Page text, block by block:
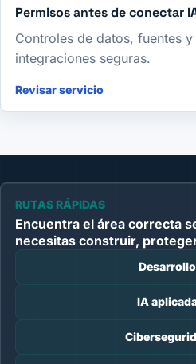
Permisos antes de conectar
Controles de datos, fuentes
integraciones seguras.
Revisar servicio
RUTAS RÁPIDAS
Encuentra el área correcta
necesitas construir,
Desarrollo
IA